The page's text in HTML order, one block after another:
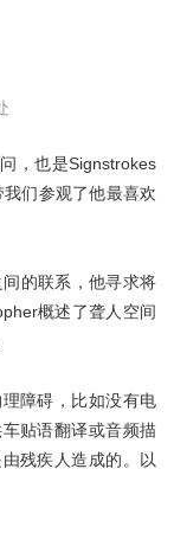
，也是Signstrokes
们参观了他最喜欢
的联系，他寻求将
概述了聋人空间
障碍，比如没有电
贴语翻译或音频描
残疾人造成的。以